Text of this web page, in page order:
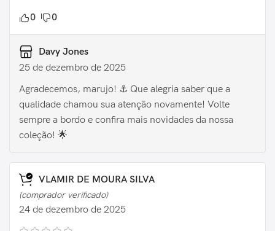
0 0
Davy Jones
25 de dezembro de 2025
Agradecemos, marujo! ⚓️ Que alegria saber que a
qualidade chamou sua atenção novamente! Volte
sempre a bordo e confira mais novidades da nossa
coleção! 🌟
VLAMIR DE MOURA SILVA
(comprador verificado)
24 de dezembro de 2025